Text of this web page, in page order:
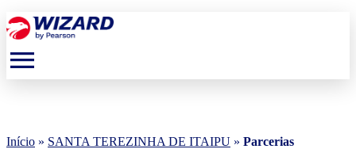
menu
Início » SANTA TEREZINHA DE ITAIPU » Parcerias